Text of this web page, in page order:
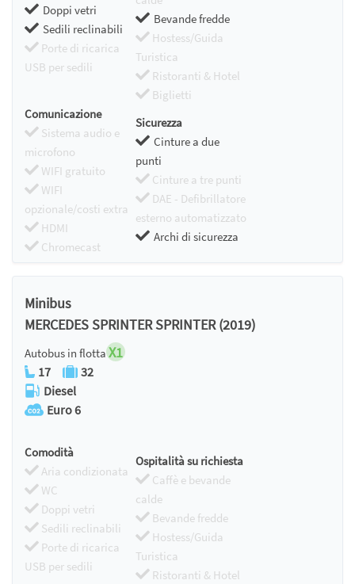
Doppi vetri
Sedili reclinabili
Porte di ricarica
USB per sedili
Bevande fredde
Hostess/Guida
Turistica
Ristoranti & Hotel
Biglietti
Comunicazione
Sistema audio e
microfono
WIFI gratuito
WIFI
opzionale/costi extra
HDMI
Chromecast
Sicurezza
Cinture a due
punti
Cinture a tre punti
DAE - Defibrillatore
esterno automatizzato
Archi di sicurezza
Minibus
MERCEDES SPRINTER SPRINTER (2019)
Autobus in flotta X1
17
32
Diesel
Euro 6
Comodità
Aria condizionata
WC
Doppi vetri
Sedili reclinabili
Porte di ricarica
USB per sedili
Ospitalità su richiesta
Caffè e bevande
calde
Bevande fredde
Hostess/Guida
Turistica
Ristoranti & Hotel